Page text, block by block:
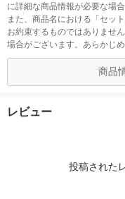
に詳細な商品情報が必要な場
また、商品名における「セッ
お約束するものではありませ
場合がございます。あらかじめ
商品
レビュー
投稿された